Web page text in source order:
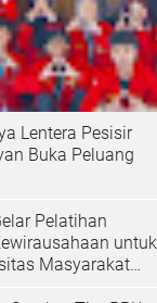
Lentera Pesisir
Buka Peluang
Pelatihan
untuk
Masyarakat